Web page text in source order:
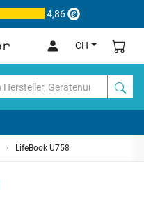
4,86
CH
LifeBook U758